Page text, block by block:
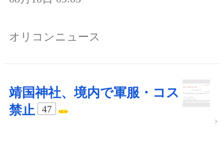
オリコンニュース
靖国神社、境内で軍服・コス
禁止
47